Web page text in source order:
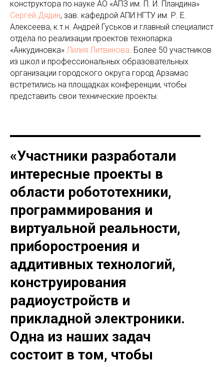
конструктора по науке АО «АПЗ им. П. И. Пландина»
Сергей Дядин, зав. кафедрой АПИ НГТУ им. Р. Е.
Алексеева, к.т.н. Андрей Гуськов и главный специалист
отдела по реализации проектов технопарка
«Анкудиновка» Лилия Литвинова. Более 50 участников
из школ и профессиональных образовательных
организации городского округа город Арзамас
встретились на площадках конференции, чтобы
представить свои технические проекты.
«Участники разработали
интересные проекты в
области робототехники,
программирования и
виртуальной реальности,
приборостроения и
аддитивных технологий,
конструирования
радиоустройств и
прикладной электроники.
Одна из наших задач
состоит в том, чтобы